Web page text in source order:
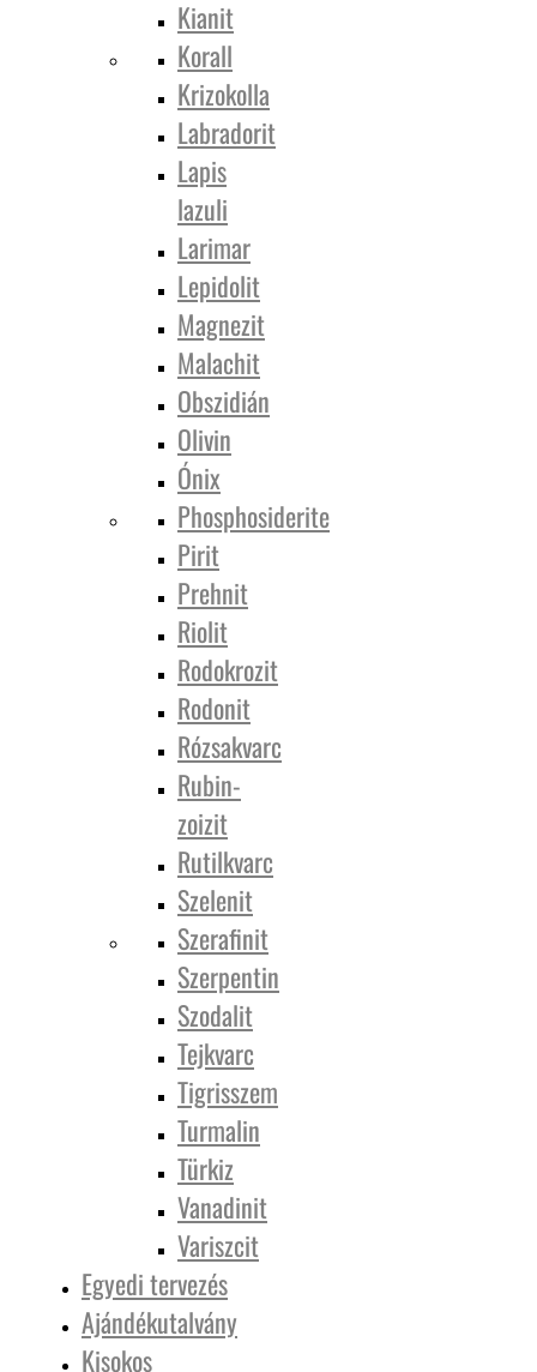
Kianit
Korall
Krizokolla
Labradorit
Lapis
lazuli
Larimar
Lepidolit
Magnezit
Malachit
Obszidián
Olivin
Ónix
Phosphosiderite
Pirit
Prehnit
Riolit
Rodokrozit
Rodonit
Rózsakvarc
Rubin-
zoizit
Rutilkvarc
Szelenit
Szerafinit
Szerpentin
Szodalit
Tejkvarc
Tigrisszem
Turmalin
Türkiz
Vanadinit
Variszcit
Egyedi tervezés
Ajándékutalvány
Kisokos